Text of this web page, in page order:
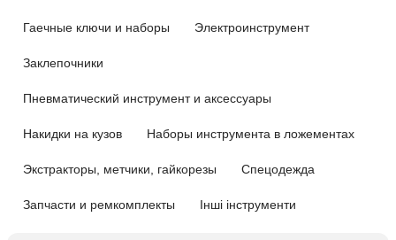
Гаечные ключи и наборы Электроинструмент
Заклепочники
Пневматический инструмент и аксессуары
Накидки на кузов Наборы инструмента в ложементах
Экстракторы, метчики, гайкорезы Спецодежда
Запчасти и ремкомплекты Інші інструменти